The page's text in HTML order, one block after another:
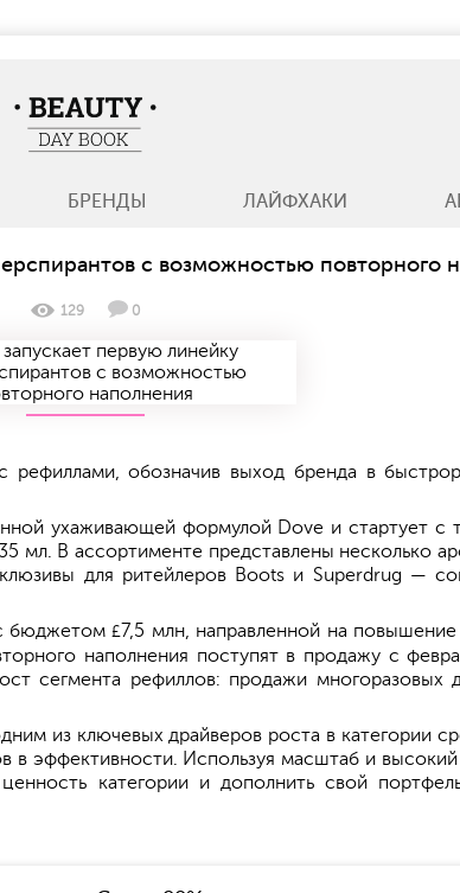
БРЕНДЫ ЛАЙФХАКИ
BeautyDayBook
с возможностью повторного
129 0
обозначив выход бренда в
ухаживающей формулой Dove и стартует с
мл. В ассортименте представлены несколько
для ритейлеров Boots и Superdrug —
с бюджетом£7,5 млн, направленной на
наполнения поступят в продажу с
сегмента рефиллов: продажи многоразовых
из ключевых драйверов роста в категории
эффективности. Используя масштаб и
категории и дополнить свой